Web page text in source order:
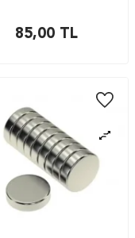
85,00TL